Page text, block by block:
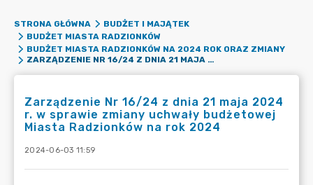
STRONA GŁÓWNA
BUDŻET I MAJĄTEK
BUDŻET MIASTA RADZIONKÓW
BUDŻET MIASTA RADZIONKÓW NA 2024 ROK ORAZ ZMIANY
ZARZĄDZENIE NR 16/24 Z DNIA 21 MAJA 2024 R. W SPRAWIE ZMIANY UCHWAŁY BUDŻETOWEJ MIASTA RADZIONKÓW NA ROK 2024
Zarządzenie Nr 16/24 z dnia 21 maja 2024
r. w sprawie zmiany uchwały budżetowej
Miasta Radzionków na rok 2024
2024-06-03 11:59